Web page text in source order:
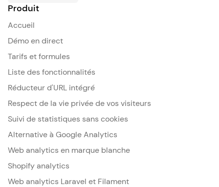
Produit
Accueil
Démo en direct
Tarifs et formules
Liste des fonctionnalités
Réducteur d'URL intégré
Respect de la vie privée de vos visiteurs
Suivi de statistiques sans cookies
Alternative à Google Analytics
Web analytics en marque blanche
Shopify analytics
Web analytics Laravel et Filament